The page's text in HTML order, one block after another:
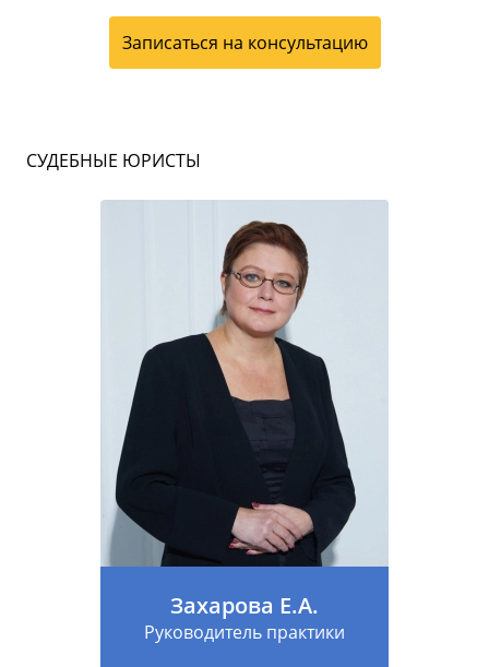
Записаться на консультацию
СУДЕБНЫЕ ЮРИСТЫ
Захарова Е.А.
Руководитель практики